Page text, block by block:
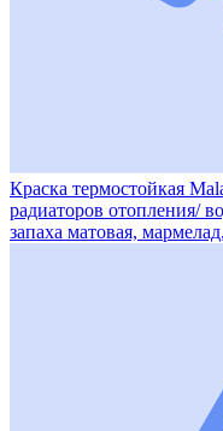
Краска термостойкая
радиаторов отопления/
запаха матовая,